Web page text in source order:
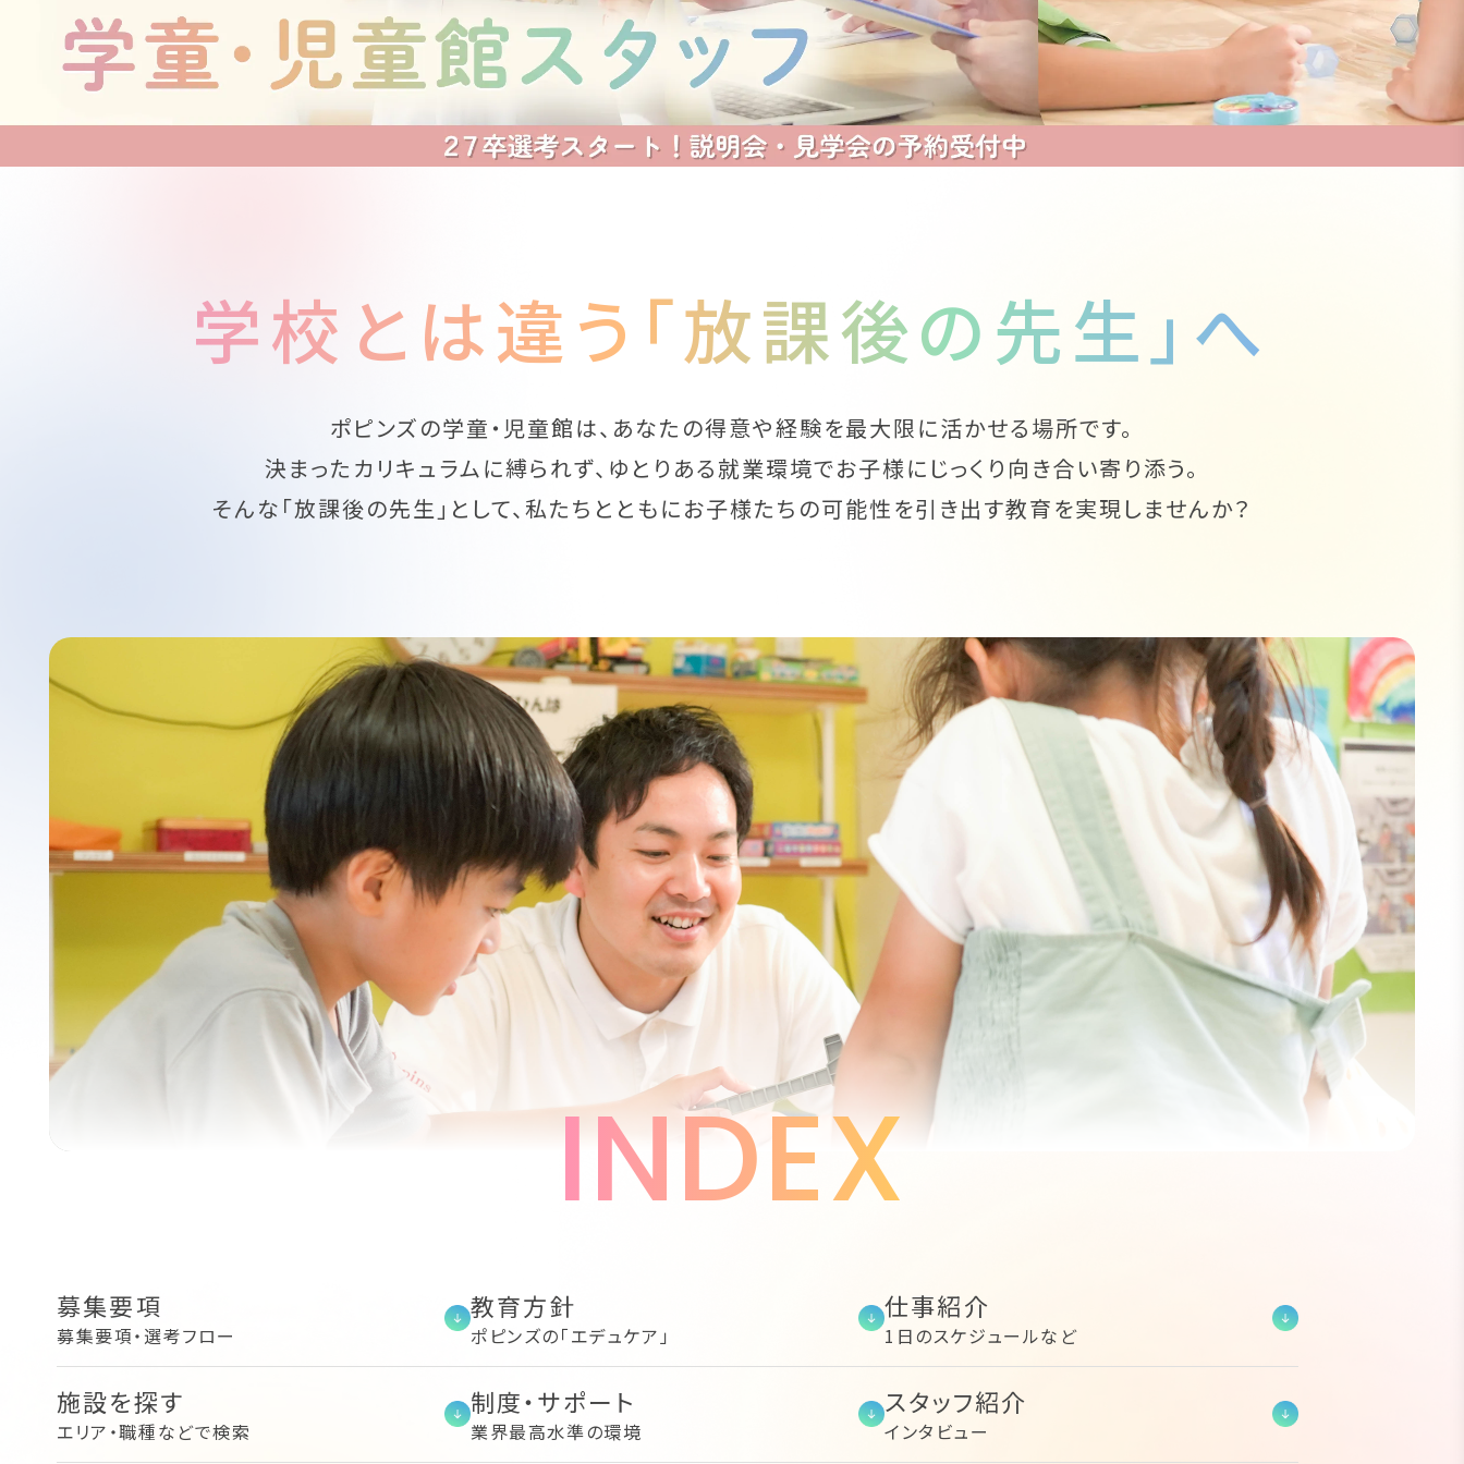
学校とは違う 「放課後の先生」へ
ポピンズの学童・児童館は、あなたの得意や経験を最大限に活かせる場所です。
決まったカリキュラムに縛られず、ゆとりある就業環境でお子様にじっくり向き合い寄り添う。
そんな「放課後の先生」として、私たちとともにお子様たちの可能性を引き出す教育を実現しませんか？
INDEX
募集要項
募集要項・選考フロー
教育方針
ポピンズの「エデュケア」
仕事紹介
1日のスケジュールなど
施設を探す
エリア・職種などで検索
制度・サポート
業界最高水準の環境
スタッフ紹介
インタビュー